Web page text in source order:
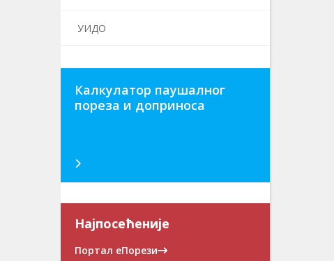
УИДО
Калкулатор паушалног
пореза и доприноса
Најпосећеније
Портал еПорези